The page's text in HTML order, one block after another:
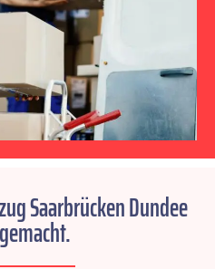
Saarbrücken Dundee